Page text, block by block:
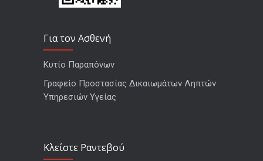
Για τον Ασθενή
Κυτίο Παραπόνων
Γραφείο Προστασίας Δικαιωμάτων Ληπτών
Υπηρεσιών Υγείας
Kλείστε Ραντεβού